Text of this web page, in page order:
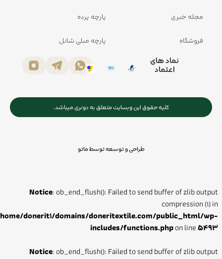
مجله خبری
فروشگاه
پارچه پرده
پارچه مبلی شانل
نماد های
اعتماد
کلیه حقوق این وبسایت متعلق به دونری میباشد.
طراحی و توسعه توسط ماتو
Notice: ob_end_flush(): Failed to send buffer of zlib output
compression (1) in
/home/donerit1/domains/doneritextile.com/public_html/wp-
includes/functions.phpon line5493
Notice: ob_end_flush(): Failed to send buffer of zlib output